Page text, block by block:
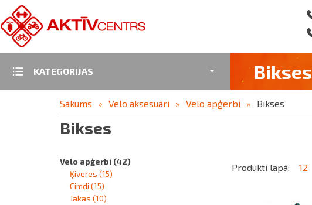
KATEGORIJAS Bikses
Sākums Velo aksesuāri Velo apģerbi Bikses
Bikses
Velo apģerbi (42)
Ķiveres (15)
Cimdi (15)
Jakas (10)
Produkti lapā: 12